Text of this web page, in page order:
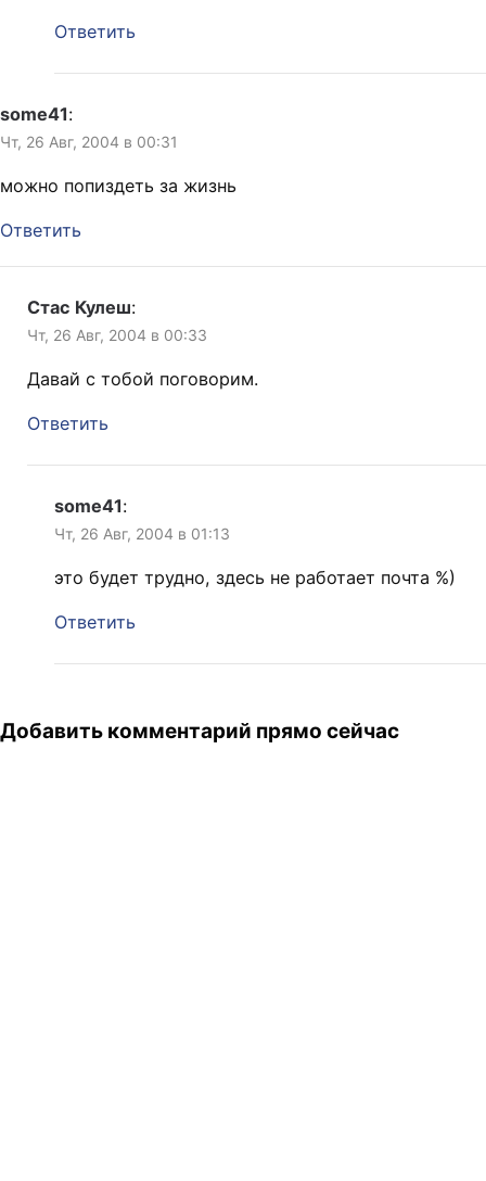
Ответить
some41:
Чт, 26 Авг, 2004 в 00:31
можно попиздеть за жизнь
Ответить
Стас Кулеш:
Чт, 26 Авг, 2004 в 00:33
Давай с тобой поговорим.
Ответить
some41:
Чт, 26 Авг, 2004 в 01:13
это будет трудно, здесь не работает почта %)
Ответить
Добавить комментарий прямо сейчас